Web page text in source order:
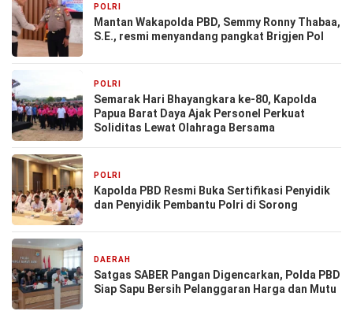
POLRI
Mantan Wakapolda PBD, Semmy Ronny Thabaa,
S.E., resmi menyandang pangkat Brigjen Pol
POLRI
Semarak Hari Bhayangkara ke-80, Kapolda
Papua Barat Daya Ajak Personel Perkuat
Soliditas Lewat Olahraga Bersama
POLRI
Kapolda PBD Resmi Buka Sertifikasi Penyidik
dan Penyidik Pembantu Polri di Sorong
DAERAH
Satgas SABER Pangan Digencarkan, Polda PBD
Siap Sapu Bersih Pelanggaran Harga dan Mutu